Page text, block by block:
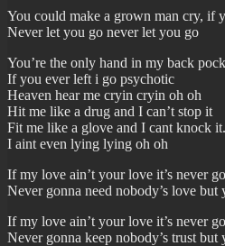
You could make a grown man cry, if
Never let you go never let you go
You’re the only hand in my back
If you ever left i go psychotic
Heaven hear me cryin cryin oh oh
Hit me like a drug and I can’t stop it
Fit me like a glove and I cant knock it.
I aint even lying lying oh oh
If my love ain’t your love it’s never
Never gonna need nobody’s love but
If my love ain’t your love it’s never
Never gonna keep nobody’s trust but